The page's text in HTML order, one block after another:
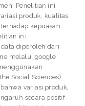
Penelitian ini
produk, kualitas
kepuasan
ini
diperoleh dari
melalui google
Social Sciences).
variasi produk,
secara positif